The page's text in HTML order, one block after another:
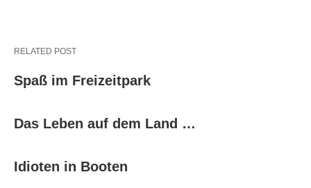
RELATED POST
Spaß im Freizeitpark
Das Leben auf dem Land …
Idioten in Booten